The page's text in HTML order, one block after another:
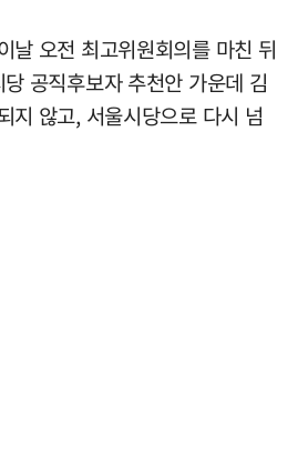
날 오전 최고위원회의를 마친 뒤
공직후보자 추천안 가운데 김
지 않고, 서울시당으로 다시 넘